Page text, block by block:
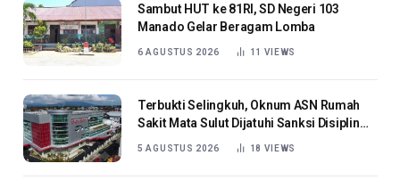
Sambut HUT ke 81RI, SD Negeri 103
Manado Gelar Beragam Lomba
6 AGUSTUS 2026 11 VIEWS
Terbukti Selingkuh, Oknum ASN Rumah
Sakit Mata Sulut Dijatuhi Sanksi Disiplin
5 AGUSTUS 2026 18 VIEWS